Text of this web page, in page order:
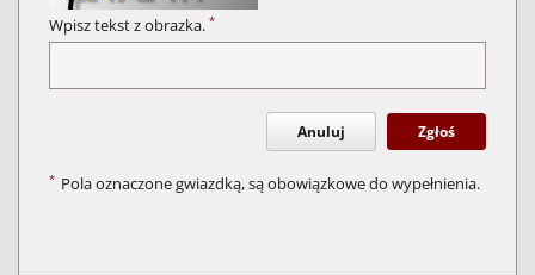
Wpisz tekst z obrazka. *
Anuluj Zgłoś
* Pola oznaczone gwiazdką, są obowiązkowe do wypełnienia.